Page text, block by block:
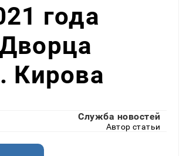
года
Кирова
Служба новостей
Автор статьи